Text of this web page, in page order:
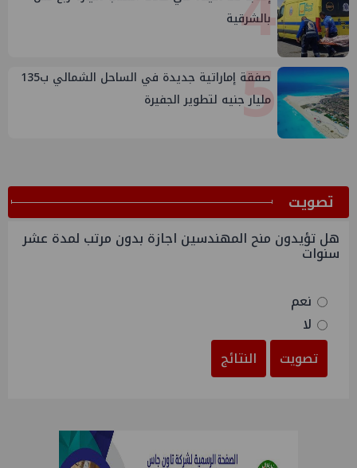
بالشرقية
5
صفقة إماراتية جديدة في الساحل الشمالي ب135
مليار جنيه لتطوير الجفيرة
ﺗﺼﻮﻳﺖ
هل تؤيدون منح المهندسين اجازة بدون مرتب لمدة عشر
سنوات
نعم
لا
تصويت
النتائج